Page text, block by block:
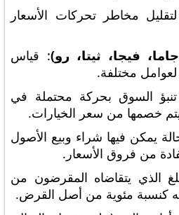
لتقليل مخاطر تحركات الأسعار
فيجا، ثيتا، رو): قياس
مختلفة.
السوق بحركة محتملة في
يتم خصمها من سعر الخيارات.
يمكن فيها شراء وبيع الأصول
من فروق الأسعار.
الذي يتقاضاه المقرضون من
كنسبة مئوية من أصل القرض.